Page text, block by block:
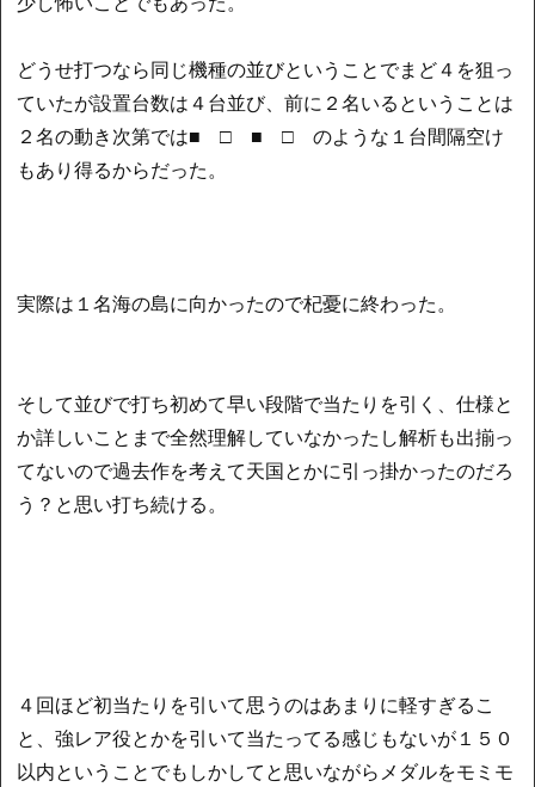
どうせ打つなら同じ機種の並びということでまど４を狙っ
ていたが設置台数は４台並び、前に２名いるということは
２名の動き次第では■ □ ■ □ のような１台間隔空け
もあり得るからだった。
実際は１名海の島に向かったので杞憂に終わった。
そして並びで打ち初めて早い段階で当たりを引く、仕様と
か詳しいことまで全然理解していなかったし解析も出揃っ
てないので過去作を考えて天国とかに引っ掛かったのだろ
う？と思い打ち続ける。
４回ほど初当たりを引いて思うのはあまりに軽すぎるこ
と、強レア役とかを引いて当たってる感じもないが１５０
以内ということでもしかしてと思いながらメダルをモミモ